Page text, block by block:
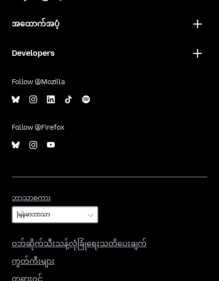
အထောက်အပံ့
Developers
Follow @Mozilla
Follow @Firefox
ဘာသာစကား
ဝဘ်ဆိုက်သီးသန့်လုံခြုံရေးသတိပေးချက်
ကွတ်ကီးများ
တရားဝင်